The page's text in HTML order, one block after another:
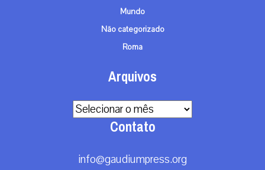
Mundo
Não categorizado
Roma
Arquivos
Arquivos
Contato
info@gaudiumpress.org